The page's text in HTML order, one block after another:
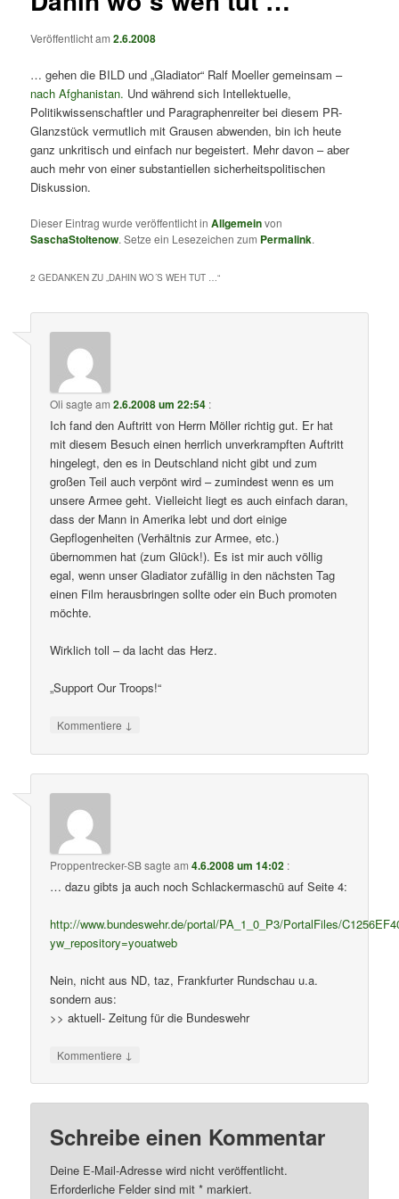
Veröffentlicht am2.6.2008
… gehen die BILD und „Gladiator“ Ralf Moeller gemeinsam –
nach Afghanistan. Und während sich Intellektuelle,
Politikwissenschaftler und Paragraphenreiter bei diesem PR-
Glanzstück vermutlich mit Grausen abwenden, bin ich heute
ganz unkritisch und einfach nur begeistert. Mehr davon – aber
auch mehr von einer substantiellen sicherheitspolitischen
Diskussion.
Dieser Eintrag wurde veröffentlicht inAllgemeinvon
SaschaStoltenow. Setze ein Lesezeichen zum Permalink.
2 GEDANKEN ZU „DAHIN WO´S WEH TUT …“
Oli sagte am2.6.2008 um 22:54 :
Ich fand den Auftritt von Herrn Möller richtig gut. Er hat
mit diesem Besuch einen herrlich unverkrampften Auftritt
hingelegt, den es in Deutschland nicht gibt und zum
großen Teil auch verpönt wird – zumindest wenn es um
unsere Armee geht. Vielleicht liegt es auch einfach daran,
dass der Mann in Amerika lebt und dort einige
Gepflogenheiten (Verhältnis zur Armee, etc.)
übernommen hat (zum Glück!). Es ist mir auch völlig
egal, wenn unser Gladiator zufällig in den nächsten Tag
einen Film herausbringen sollte oder ein Buch promoten
möchte.
Wirklich toll – da lacht das Herz.
„Support Our Troops!“
Kommentiere ↓
Proppentrecker-SBsagte am4.6.2008 um 14:02 :
… dazu gibts ja auch noch Schlackermaschü auf Seite 4:
http://www.bundeswehr.de/portal/PA_1_0_P3/PortalFiles/
yw_repository=youatweb
Nein, nicht aus ND, taz, Frankfurter Rundschau u.a.
sondern aus:
>> aktuell- Zeitung für die Bundeswehr
Kommentiere ↓
Schreibe einen Kommentar
Deine E-Mail-Adresse wird nicht veröffentlicht.
Erforderliche Felder sind mit* markiert.